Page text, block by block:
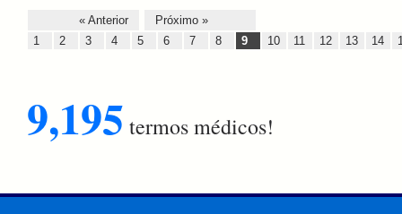
« Anterior
Próximo »
1
2 3 4 5 6 7 8 9 10 11 12 13 14
9,195 termos médicos!